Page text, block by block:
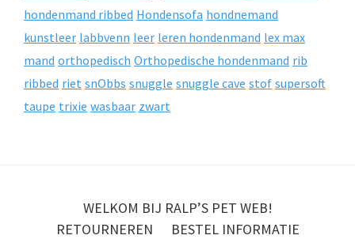
hondenmand ribbed Hondensofa hondnemand
kunstleer labbvenn leer leren hondenmand lex max
mand orthopedisch Orthopedische hondenmand rib
ribbed riet snObbs snuggle snuggle cave stof supersoft
taupe trixie wasbaar zwart
WELKOM BIJ RALP’S PET WEB!
RETOURNEREN
BESTEL INFORMATIE